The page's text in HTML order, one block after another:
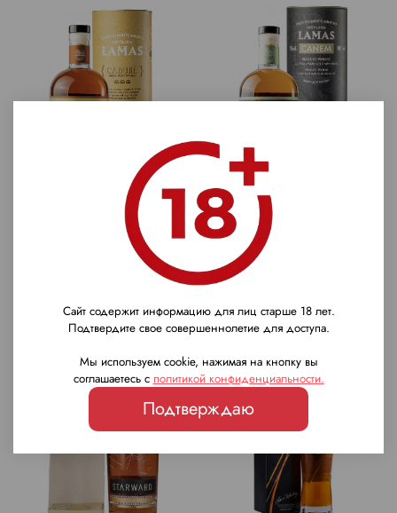
Виски Lamas Cabure Triple Виски Lamas Canem, 0.75
л.
3 460 ₽
Предзаказ
Сайт содержит информацию для лиц старше 18 лет.
Подтвердите свое совершеннолетие для доступа.
Мы используем cookie, нажимая на кнопку вы
соглашаетесь с политикой конфиденциальности.
Подтверждаю